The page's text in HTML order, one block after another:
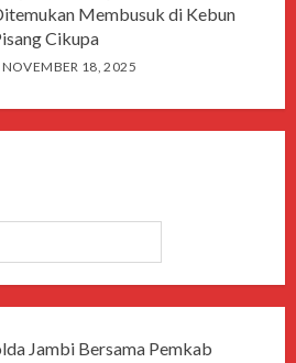
Membusuk di Kebun
Cikupa
NOVEMBER 18, 2025
Jambi Bersama Pemkab